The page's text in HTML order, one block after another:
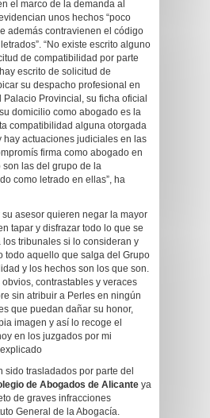
el marco de la demanda al
unos hechos “poco
además contravienen el código
“No existe escrito alguno
de compatibilidad por parte
escrito de solicitud de
su despacho profesional en
Palacio Provincial, su ficha oficial
domicilio como abogado es la
compatibilidad alguna otorgada
hay actuaciones judiciales en las
firma como abogado en
son las del grupo de la
como letrado en ellas”, ha
su asesor quieren negar la mayor
tapar y disfrazar todo lo que se
los tribunales si lo consideran y
todo aquello que salga del Grupo
y los hechos son los que son.
contrastables y veraces
sin atribuir a Perles en ningún
que puedan dañar su honor,
imagen y así lo recoge el
en los juzgados por mi
sido trasladados por parte del
de Abogados de Alicante ya
de graves infracciones
General de la Abogacía.